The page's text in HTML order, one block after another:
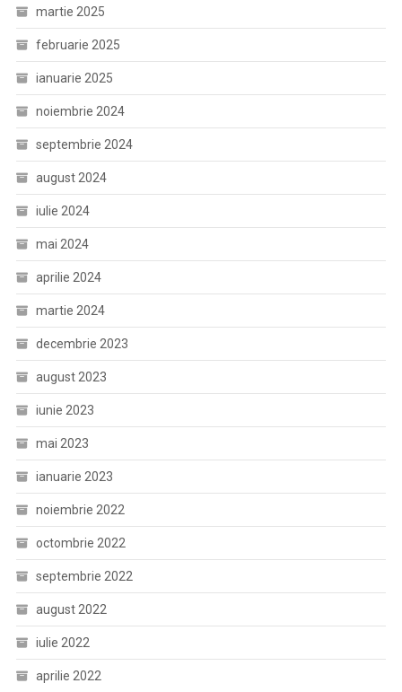
martie 2025
februarie 2025
ianuarie 2025
noiembrie 2024
septembrie 2024
august 2024
iulie 2024
mai 2024
aprilie 2024
martie 2024
decembrie 2023
august 2023
iunie 2023
mai 2023
ianuarie 2023
noiembrie 2022
octombrie 2022
septembrie 2022
august 2022
iulie 2022
aprilie 2022